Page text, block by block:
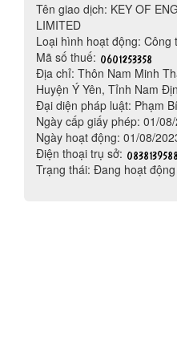
Tên giao dịch: KEY OF
LIMITED
Loại hình hoạt động: Công
Mã số thuế:
Địa chỉ: Thôn Nam Minh
Huyện Ý Yên, Tỉnh Nam
Đại diện pháp luật: Phạm
Ngày cấp giấy phép: 01/
Ngày hoạt động: 01/08/
Điện thoại trụ sở:
Trạng thái: Đang hoạt động